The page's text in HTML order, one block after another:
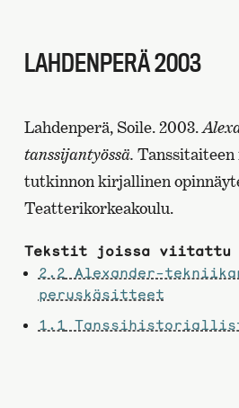
LAHDENPERÄ 2003
Lahdenperä, Soile. 2003.
tanssijantyössä.
tutkinnon kirjallinen
Teatterikorkeakoulu.
Tekstit joissa viitattu
2.2 Alexander-
peruskäsitteet
1.1